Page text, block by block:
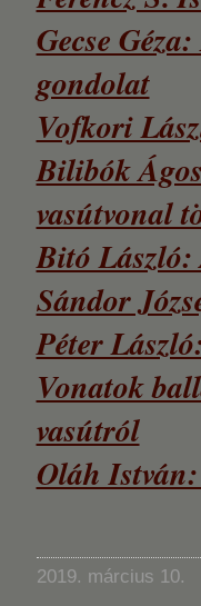
Gecse
gondolat
Vofkori
Bilibók
vasútvonal
Bitó László:
Sándor
Péter
Vonatok
vasútról
Oláh
2019. március 10.